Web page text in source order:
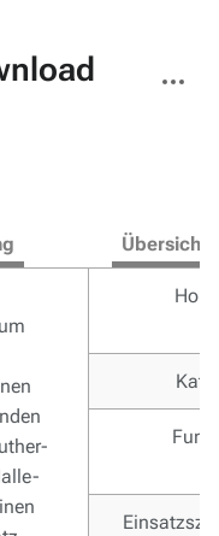
Aktionen
Übersicht